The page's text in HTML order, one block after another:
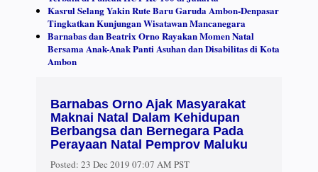
Kasrul Selang Yakin Rute Baru Garuda Ambon-Denpasar
Tingkatkan Kunjungan Wisatawan Mancanegara
Barnabas dan Beatrix Orno Rayakan Momen Natal
Bersama Anak-Anak Panti Asuhan dan Disabilitas di Kota
Ambon
Barnabas Orno Ajak Masyarakat
Maknai Natal Dalam Kehidupan
Berbangsa dan Bernegara Pada
Perayaan Natal Pemprov Maluku
Posted: 23 Dec 2019 07:07 AM PST